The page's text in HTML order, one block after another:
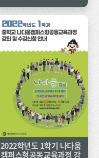
2022학년도 1학기 나다움
캠퍼스형공동교육과정 강